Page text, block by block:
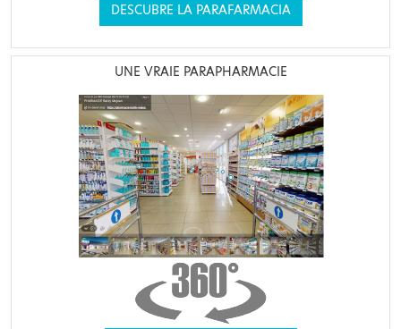
DESCUBRE LA PARAFARMACIA
UNE VRAIE PARAPHARMACIE